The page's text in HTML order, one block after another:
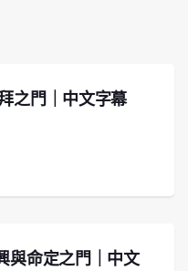
之門｜中文字幕
與命定之門｜中文